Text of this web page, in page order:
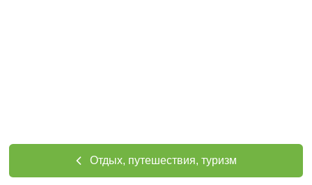
Отдых, путешествия, туризм